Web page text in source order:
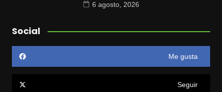
6 agosto, 2026
Social
Me gusta
Seguir